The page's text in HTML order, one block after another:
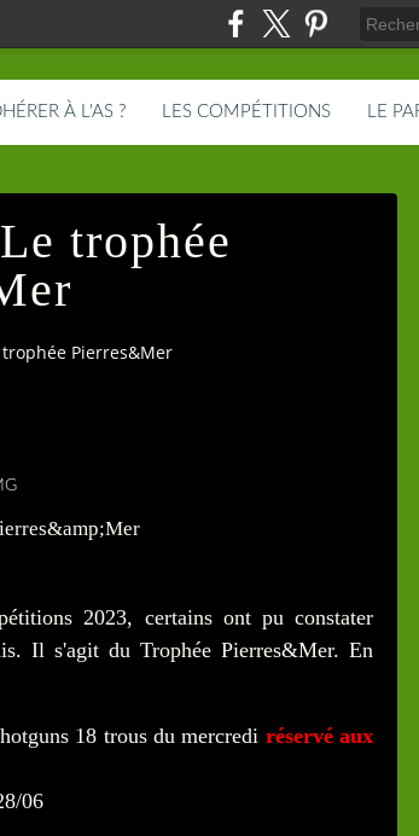
À L'AS ? LES COMPÉTITIONS LE
trophée
Pierres&Mer
2023, certains ont pu constater
Il s'agit du Trophée Pierres&Mer. En
18 trous du mercredi réservé aux
06